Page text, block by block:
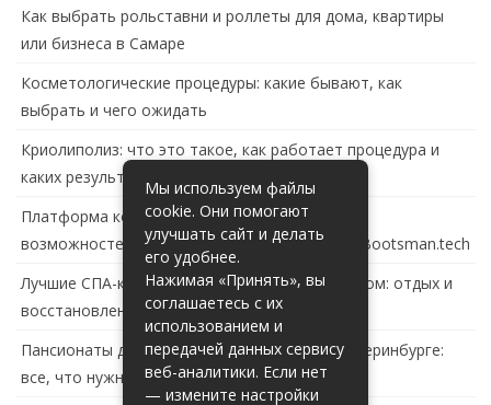
Как выбрать рольставни и роллеты для дома, квартиры
или бизнеса в Самаре
Косметологические процедуры: какие бывают, как
выбрать и чего ожидать
Криолиполиз: что это такое, как работает процедура и
каких результатов ждать
Платформа контейнеризации в России: обзор
возможностей и перспектив развития сайта Bootsman.tech
Лучшие СПА-комплексы в Тольятти с бассейном: отдых и
восстановление за городом
Пансионаты для пожилых с деменцией в Екатеринбурге:
все, что нужно знать
Мы используем файлы
cookie. Они помогают
улучшать сайт и делать
его удобнее.
Нажимая «Принять», вы
соглашаетесь с их
использованием и
передачей данных сервису
веб-аналитики. Если нет
— измените настройки